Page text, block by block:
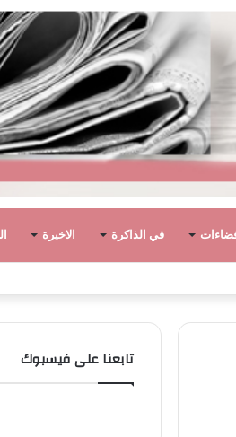
في الذاكرة الاخيرة
تابعنا على فيسبوك